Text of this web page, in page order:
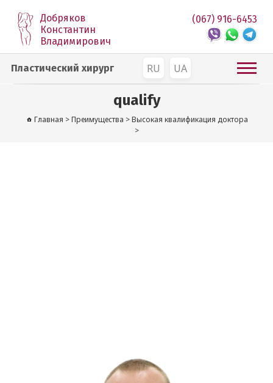
Добряков
Константин
Владимирович
RU UA
(067) 916-6453
Пластический хирург
qualify
Главная >Преимущества >Высокая квалификация доктора
>